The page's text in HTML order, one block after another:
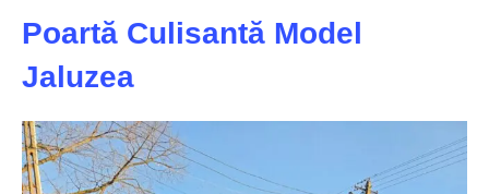
Poartă Culisantă Model
Jaluzea